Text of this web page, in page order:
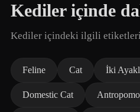
Kediler içinde
Kediler içindeki ilgili
Feline Cat İki
Domestic Cat